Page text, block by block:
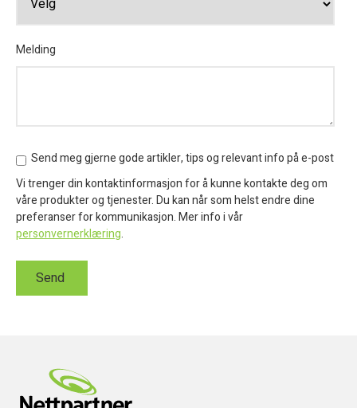
Melding
Send meg gjerne gode artikler, tips og relevant info på e-post
Vi trenger din kontaktinformasjon for å kunne kontakte deg om
våre produkter og tjenester. Du kan når som helst endre dine
preferanser for kommunikasjon. Mer info i vår
personvernerklæring.